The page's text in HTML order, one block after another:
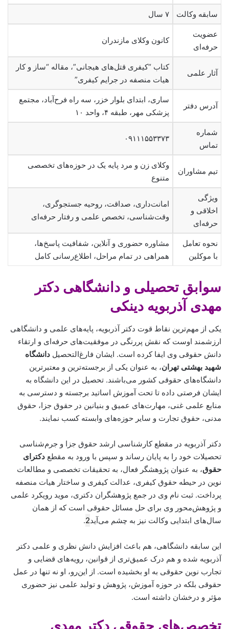
سابقه وکالت ۷ سال
عضویت
حرفه‌ای
کانون وکلای مازندران
آثار علمی
کتاب “کیفری قتل‌های هیجانی”، مقاله “ساز و کار
هیات منصفه در جرایم کیفری”
آدرس دفتر
ساری، ابتدای بلوار خزر، سه راه فرح‌آباد، مجتمع
پزشکی مهر، طبقه ۴، واحد ۱۰
شماره
تماس
۰۹۱۱۱۵۵۳۳۷۳
تیم مشاوران
وکلای زن و مرد پایه یک در حوزه‌های تخصصی
متنوع
ویژگی
اخلاقی و
حرفه‌ای
امانت‌داری، صداقت، روحیه جستجوگری،
وقت‌شناسی، تخصص علمی و رفتار حرفه‌ای
نحوه تعامل
با موکلین
مشاوره حضوری و آنلاین، شفافیت پاسخ‌ها،
همراهی در تمام مراحل، اطلاع‌رسانی کامل
سوابق تحصیلی و دانشگاهی دکتر
مهدی آذربویه دینکی
یکی از مهم‌ترین نقاط قوت دکتر آذربویه، پایه‌های علمی و دانشگاهی
ارزشمند اوست که نقش پررنگی در موفقیت‌های حرفه‌ای و ارتقاء
دانش حقوقی وی ایفا کرده است. ایشان فارغ‌التحصیل دانشگاه
شهید بهشتی تهران، به عنوان یکی از برجسته‌ترین و معتبرترین
دانشگاه‌های حقوقی کشور می‌باشند. تحصیل در این دانشگاه به
ایشان فرصتی داده تا تحت آموزش اساتید برجسته و دسترسی به
منابع علمی غنی، مهارت‌های عمیق و بنیانین در حقوق جزا، حقوق
مدنی، حقوق تجارت و سایر حوزه‌های وابسته کسب نمایند.
دکتر آذربویه در مقطع کارشناسی ارشد حقوق جزا و جرم‌شناسی
تحصیلات خود را به پایان رساند و سپس با ورود به مقطع دکترای
حقوق، به عنوان پژوهشگر فعال، به تحقیقات تخصصی و مطالعات
نوین در حیطه حقوق کیفری، عدالت کیفری و ساختار هیات منصفه
پرداخت. ثبت نام وی در جمع پژوهشگران دکتری، موید رویکرد علمی
و پژوهش‌محور وی برای حل مسائل حقوقی است که از همان
سال‌های ابتدایی وکالت نیز به چشم می‌آید2
.
این سابقه دانشگاهی، هم باعث افزایش دانش نظری و علمی دکتر
آذربویه شده و هم درک عمیق‌تری از قوانین، رویه‌های قضایی و
تجارب نوین حقوقی به او بخشیده است. از این‌رو، او نه تنها در عمل
حقوقی بلکه در حوزه آموزش، پژوهش و تولید علمی نیز حضوری
مؤثر و درخشان داشته است.